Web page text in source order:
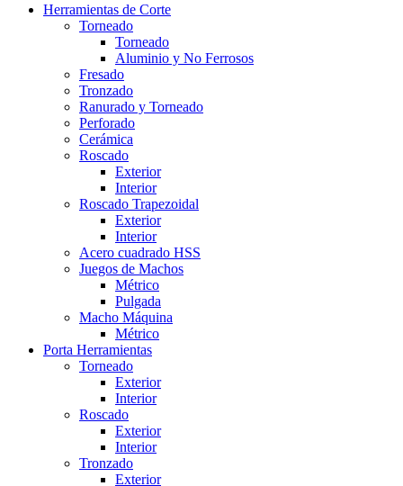
Herramientas de Corte
Torneado
Torneado
Aluminio y No Ferrosos
Fresado
Tronzado
Ranurado y Torneado
Perforado
Cerámica
Roscado
Exterior
Interior
Roscado Trapezoidal
Exterior
Interior
Acero cuadrado HSS
Juegos de Machos
Métrico
Pulgada
Macho Máquina
Métrico
Porta Herramientas
Torneado
Exterior
Interior
Roscado
Exterior
Interior
Tronzado
Exterior